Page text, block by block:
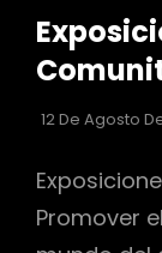
LAS
12 De Agosto
Promover